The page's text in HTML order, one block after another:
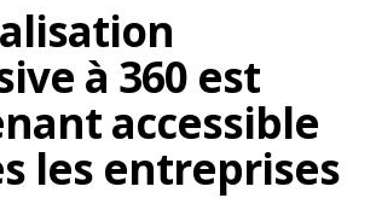
à 360 est
accessible
les entreprises